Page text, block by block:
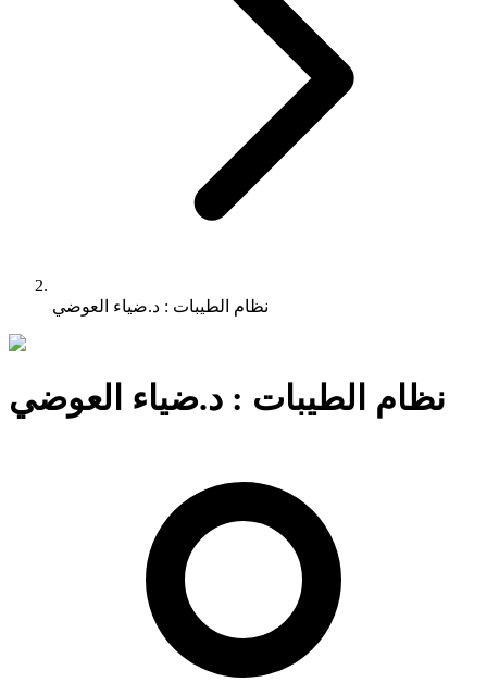
نظام الطيبات : د.ضياء العوضي
نظام الطيبات : د.ضياء العوضي